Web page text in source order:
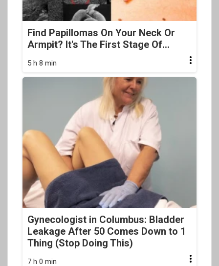
Find Papillomas On Your Neck Or
Armpit? It's The First Stage Of...
5 h 8 min
Gynecologist in Columbus: Bladder
Leakage After 50 Comes Down to 1
Thing (Stop Doing This)
7 h 0 min